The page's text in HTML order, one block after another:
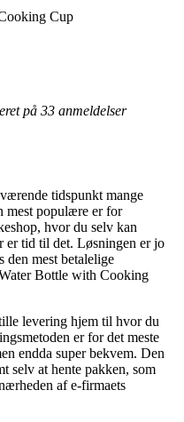
Cup
på 33 anmeldelser
tidspunkt mange
mest populære er for
hvor du selv kan
er tid til det. Løsningen er jo
den mest betalelige
Bottle with Cooking
levering hjem til hvor du
er for det meste
endda super bekvem. Den
selv at hente pakken, som
af e-firmaets